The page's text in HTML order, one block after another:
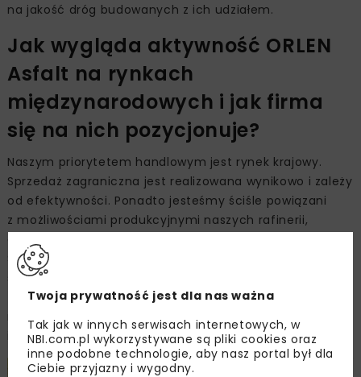
na jakość dróg budowanych z ich udziałem.
Jak wygląda aktywność ORLEN
Asfalt na rynkach
międzynarodowych i jak firma
się na nich pozycjonuje?
Naszym priorytetem handlowym jest rynek krajowy.
Sprzedaż zagraniczna jest realizowana wynikowo i zależy
od efektywności. Ponadto jesteśmy ściśle powiązani
z możliwościami produkcyjnymi naszych rafinerii,
Sprzedaż zagraniczna stanowi ok. 30% naszej łącznej
sprzedaży. Celem jest optymalizacja przepływów
ze wszystkich ośrodków produkcyjnych, tak aby jak
najlepiej wykorzystać potencjał produkcyjny
i sprzedażowy Grupy.
Twoja prywatność jest dla nas ważna
Tak jak w innych serwisach internetowych, w
NBI.com.pl wykorzystywane są pliki cookies oraz
inne podobne technologie, aby nasz portal był dla
Ciebie przyjazny i wygodny.